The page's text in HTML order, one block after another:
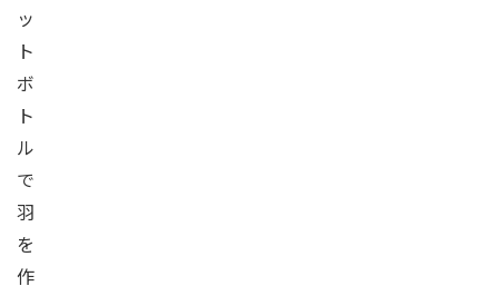
ッ
ト
ボ
ト
ル
で
羽
を
作